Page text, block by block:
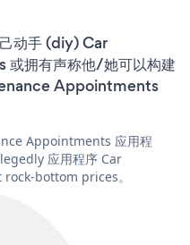
动手 (diy) Car
拥有声称他/她可以构建
Appointments
Appointments 应用程
应用程序 Car
bottom prices。